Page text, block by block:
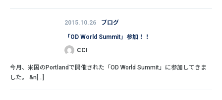
2015.10.26 ブログ
「OD World Summit」参加！！
CCI
今月、米国のPortlandで開催された「OD World Summit」に参加してきま
した。 &n[...]